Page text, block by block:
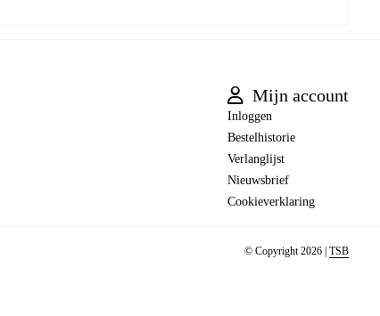
Mijn account
Inloggen
Bestelhistorie
Verlanglijst
Nieuwsbrief
Cookieverklaring
© Copyright 2026 | TSB